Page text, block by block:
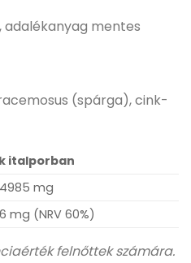
adalékanyag mentes
(spárga), cink-
italporban
4985 mg
6 mg (NRV 60%)
felnőttek számára.